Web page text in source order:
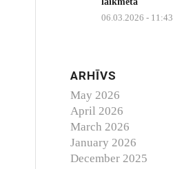
06.03.2026 - 11:43
ARHĪVS
May 2026
April 2026
March 2026
January 2026
December 2025